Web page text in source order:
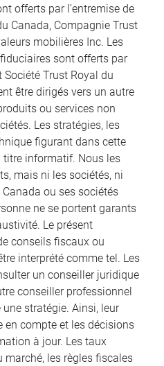
offerts par l’entremise de
Canada, Compagnie Trust
mobilières Inc. Les
sont offerts par
Trust Royal du
être dirigés vers un autre
ou services non
Les stratégies, les
figurant dans cette
informatif. Nous les
mais ni les sociétés, ni
Canada ou ses sociétés
ne se portent garants
Le présent
conseils fiscaux ou
interprété comme tel. Les
un conseiller juridique
conseiller professionnel
stratégie. Ainsi, leur
en compte et les décisions
à jour. Les taux
marché, les règles fiscales